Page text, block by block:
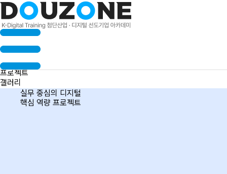
수료생 인터뷰
프로젝트
갤러리
실무 중심의 디지털
핵심 역량 프로젝트